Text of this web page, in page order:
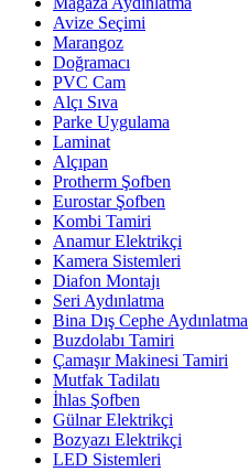
Avize Seçimi
Marangoz
Doğramacı
PVC Cam
Alçı Sıva
Parke Uygulama
Laminat
Alçıpan
Protherm Şofben
Eurostar Şofben
Kombi Tamiri
Anamur Elektrikçi
Kamera Sistemleri
Diafon Montajı
Seri Aydınlatma
Bina Dış Cephe Aydınlatma
Buzdolabı Tamiri
Çamaşır Makinesi Tamiri
Mutfak Tadilatı
İhlas Şofben
Gülnar Elektrikçi
Bozyazı Elektrikçi
LED Sistemleri